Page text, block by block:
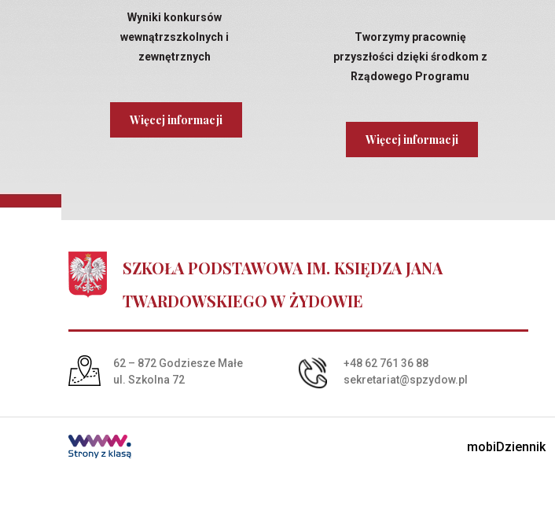
Wyniki konkursów
wewnątrzszkolnych i
zewnętrznych
Więcej informacji
Tworzymy pracownię
przyszłości dzięki środkom z
Rządowego Programu
Więcej informacji
SZKOŁA PODSTAWOWA IM. KSIĘDZA JANA
TWARDOWSKIEGO W ŻYDOWIE
Adres pocztowy:
62 – 872 Godziesze Małe
ul. Szkolna 72
+48 62 761 36 88
sekretariat@spzydow.pl
mobiDziennik